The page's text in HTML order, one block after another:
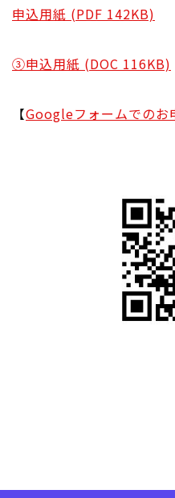
申込用紙 (PDF 142KB)
③申込用紙 (DOC 116KB)
【Googleフォームでのお